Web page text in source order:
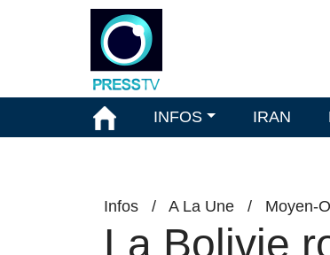
INFOS IRAN
Infos / A La Une / Moyen-
La Bolivie